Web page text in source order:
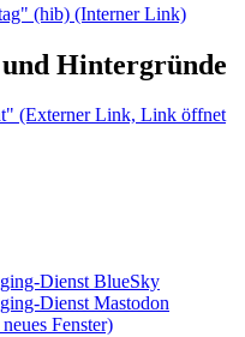
(hib) (Interner Link)
Hintergründe
(Externer Link, Link öffnet
Dienst BlueSky
Dienst Mastodon
Fenster)